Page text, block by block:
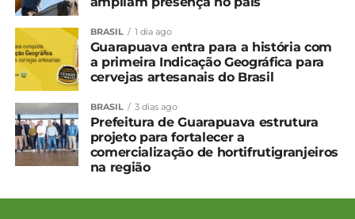
BRASIL 1 dia ago
Guarapuava entra para a história com
a primeira Indicação Geográfica para
cervejas artesanais do Brasil
BRASIL 3 dias ago
Prefeitura de Guarapuava estrutura
projeto para fortalecer a
comercialização de hortifrutigranjeiros
na região